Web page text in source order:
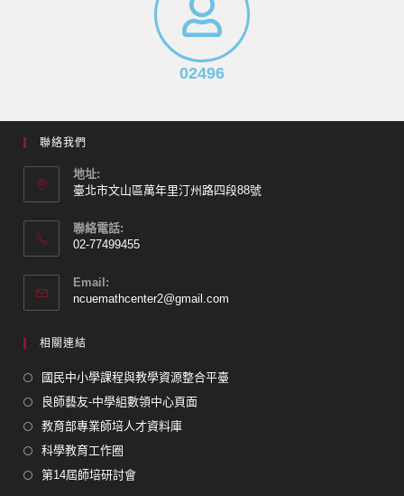
02496
聯絡我們
地址:
臺北市文山區萬年里汀州路四段88號
聯絡電話:
02-77499455
Email:
ncuemathcenter2@gmail.com
相關連結
國民中小學課程與教學資源整合平臺
良師藝友-中學組數領中心頁面
教育部專業師培人才資料庫
科學教育工作圈
第14屆師培研討會